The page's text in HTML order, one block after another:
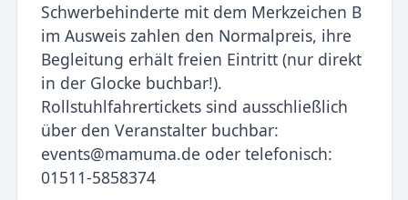
Schwerbehinderte mit dem Merkzeichen B
im Ausweis zahlen den Normalpreis, ihre
Begleitung erhält freien Eintritt (nur direkt
in der Glocke buchbar!).
Rollstuhlfahrertickets sind ausschließlich
über den Veranstalter buchbar:
events@mamuma.de oder telefonisch:
01511-5858374